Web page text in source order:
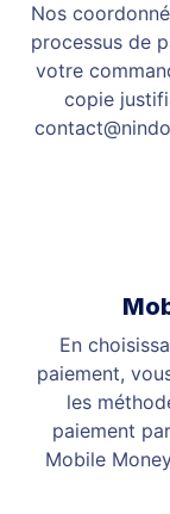
Nos
processus de
votre
copie
En
paiement,
les
paiement
Mobile